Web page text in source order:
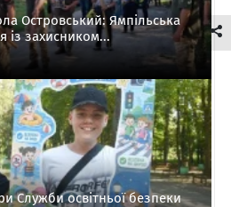
Островський: Ямпільська
із захисником...
Служби освітньої безпеки